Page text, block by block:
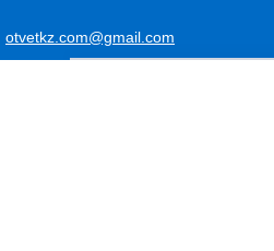
otvetkz.com@gmail.com